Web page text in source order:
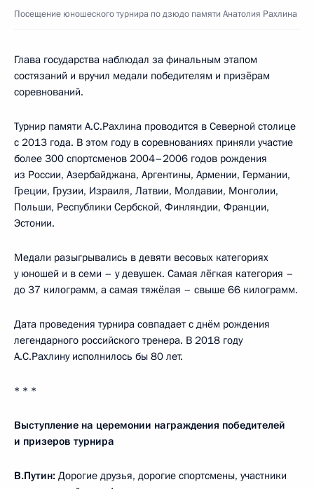
Посещение юношеского турнира по дзюдо памяти Анатолия Рахлина
Глава государства наблюдал за финальным этапом
состязаний и вручил медали победителям и призёрам
соревнований.
Турнир памяти А.С.Рахлина проводится в Северной столице
с 2013 года. В этом году в соревнованиях приняли участие
более 300 спортсменов 2004–2006 годов рождения
из России, Азербайджана, Аргентины, Армении, Германии,
Греции, Грузии, Израиля, Латвии, Молдавии, Монголии,
Польши, Республики Сербской, Финляндии, Франции,
Эстонии.
Медали разыгрывались в девяти весовых категориях
у юношей и в семи – у девушек. Самая лёгкая категория –
до 37 килограмм, а самая тяжёлая – свыше 66 килограмм.
Дата проведения турнира совпадает с днём рождения
легендарного российского тренера. В 2018 году
А.С.Рахлину исполнилось бы 80 лет.
* * *
Выступление на церемонии награждения победителей
и призеров турнира
В.Путин: Дорогие друзья, дорогие спортсмены, участники